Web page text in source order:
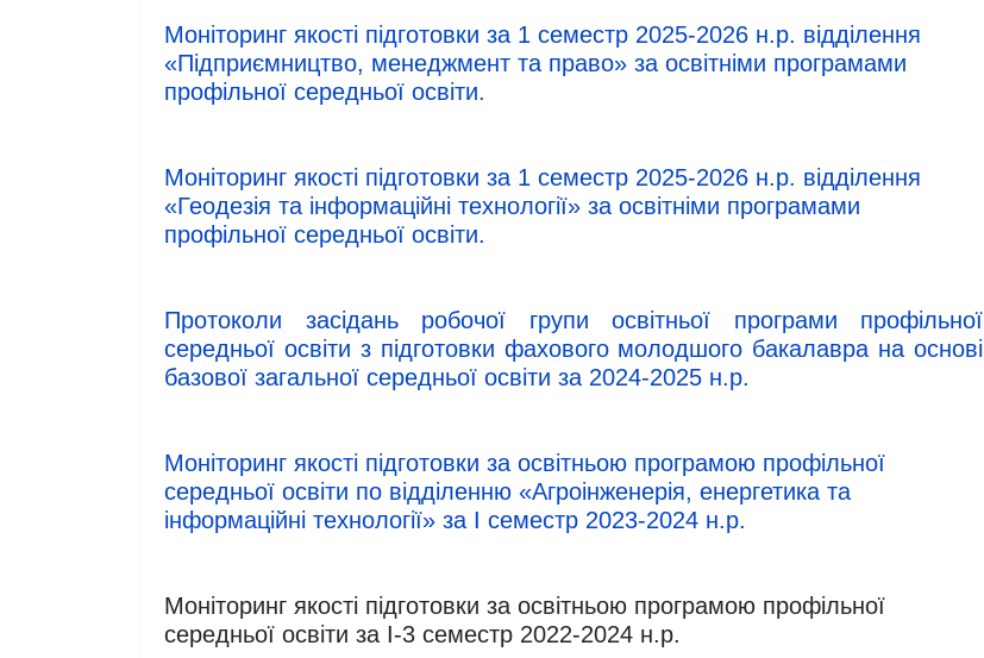
Моніторинг якості підготовки за 1 семестр 2025-2026 н.р. відділення
«Підприємництво, менеджмент та право» за освітніми програмами
профільної середньої освіти.
Моніторинг якості підготовки за 1 семестр 2025-2026 н.р. відділення
«Геодезія та інформаційні технології» за освітніми програмами
профільної середньої освіти.
Протоколи засідань робочої групи освітньої програми профільної
середньої освіти з підготовки фахового молодшого бакалавра на основі
базової загальної середньої освіти за 2024-2025 н.р.
Моніторинг якості підготовки за освітньою програмою профільної
середньої освіти по відділенню «Агроінженерія, енергетика та
інформаційні технології» за І семестр 2023-2024 н.р.
Моніторинг якості підготовки за освітньою програмою профільної
середньої освіти за І-3 семестр 2022-2024 н.р.